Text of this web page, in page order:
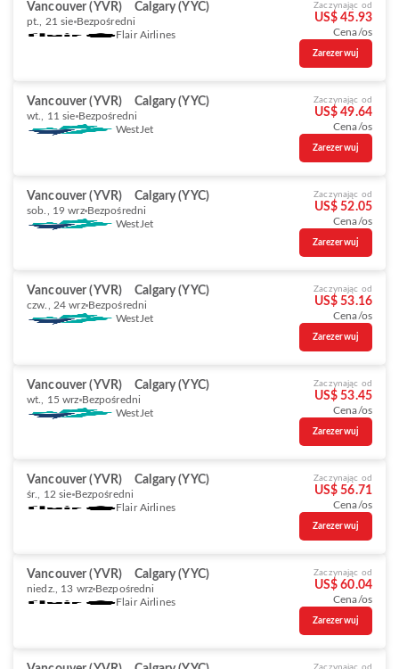
Vancouver (YVR) Calgary (YYC)
pt., 21 sie Bezpośredni
Flair Airlines
Zaczynając od
US$ 45.93
Cena/os
Zarezerwuj
Vancouver (YVR) Calgary (YYC)
wt., 11 sie Bezpośredni
WestJet
Zaczynając od
US$ 49.64
Cena/os
Zarezerwuj
Vancouver (YVR) Calgary (YYC)
sob., 19 wrz Bezpośredni
WestJet
Zaczynając od
US$ 52.05
Cena/os
Zarezerwuj
Vancouver (YVR) Calgary (YYC)
czw., 24 wrz Bezpośredni
WestJet
Zaczynając od
US$ 53.16
Cena/os
Zarezerwuj
Vancouver (YVR) Calgary (YYC)
wt., 15 wrz Bezpośredni
WestJet
Zaczynając od
US$ 53.45
Cena/os
Zarezerwuj
Vancouver (YVR) Calgary (YYC)
śr., 12 sie Bezpośredni
Flair Airlines
Zaczynając od
US$ 56.71
Cena/os
Zarezerwuj
Vancouver (YVR) Calgary (YYC)
niedz., 13 wrz Bezpośredni
Flair Airlines
Zaczynając od
US$ 60.04
Cena/os
Zarezerwuj
Zaczynając od